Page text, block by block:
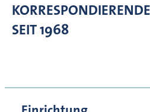
SEIT 1968